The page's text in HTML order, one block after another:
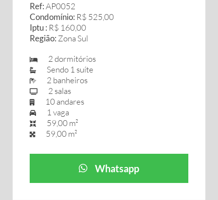
Ref:AP0052
Condomínio: R$ 525,00
Iptu : R$ 160,00
Região: Zona Sul
2 dormitórios
Sendo 1 suíte
2 banheiros
2 salas
10 andares
1 vaga
59,00 m²
59,00 m²
Whatsapp